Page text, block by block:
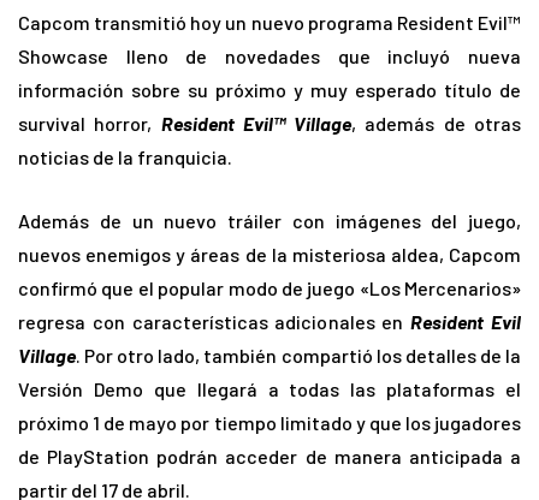
Capcom transmitió hoy un nuevo programa Resident Evil™
Showcase lleno de novedades que incluyó nueva
información sobre su próximo y muy esperado título de
survival horror, Resident Evil™ Village, además de otras
noticias de la franquicia.
Además de un nuevo tráiler con imágenes del juego,
nuevos enemigos y áreas de la misteriosa aldea, Capcom
confirmó que el popular modo de juego «Los Mercenarios»
regresa con características adicionales enResident Evil
Village. Por otro lado, también compartió los detalles de la
Versión Demo que llegará a todas las plataformas el
próximo 1 de mayo por tiempo limitado y que los jugadores
de PlayStation podrán acceder de manera anticipada a
partir del 17 de abril.